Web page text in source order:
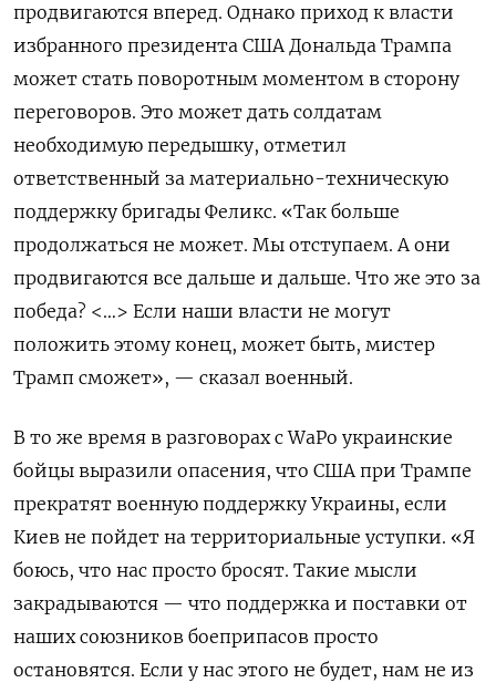
продвигаются вперед. Однако приход к власти
избранного президента США Дональда Трампа
может стать поворотным моментом в сторону
переговоров. Это может дать солдатам
необходимую передышку, отметил
ответственный за материально-техническую
поддержку бригады Феликс. «Так больше
продолжаться не может. Мы отступаем. А они
продвигаются все дальше и дальше. Что же это за
победа? <…> Если наши власти не могут
положить этому конец, может быть, мистер
Трамп сможет», — сказал военный.
В то же время в разговорах с WaPo украинские
бойцы выразили опасения, что США при Трампе
прекратят военную поддержку Украины, если
Киев не пойдет на территориальные уступки. «Я
боюсь, что нас просто бросят. Такие мысли
закрадываются — что поддержка и поставки от
наших союзников боеприпасов просто
остановятся. Если у нас этого не будет, нам не из